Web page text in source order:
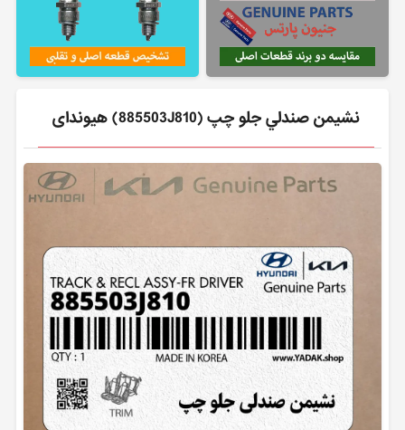
نشيمن صندلي جلو چپ (885503J810) هیوندای